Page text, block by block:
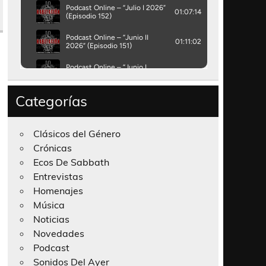
Categorías
Clásicos del Género
Crónicas
Ecos De Sabbath
Entrevistas
Homenajes
Música
Noticias
Novedades
Podcast
Sonidos Del Ayer